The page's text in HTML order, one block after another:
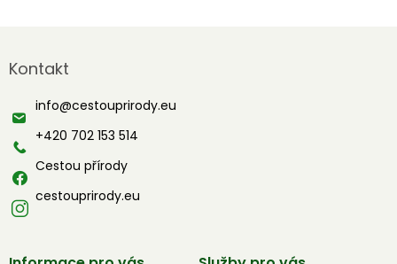
p
t
Kontakt
info@cestouprirody.eu
+420 702 153 514
Cestou přírody
cestouprirody.eu